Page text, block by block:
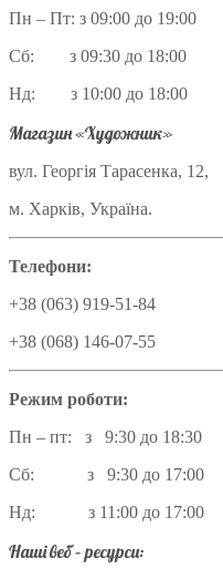
Пн – Пт: з 09:00 до 19:00
Сб: з 09:30 до 18:00
Нд: з 10:00 до 18:00
Магазин «Художник»
вул. Георгія Тарасенка, 12,
м. Харків, Україна.
Телефони:
+38 (063) 919-51-84
+38 (068) 146-07-55
Режим роботи:
Пн – пт: з 9:30 до 18:30
Сб: з 9:30 до 17:00
Нд: з 11:00 до 17:00
Наші веб – ресурси: